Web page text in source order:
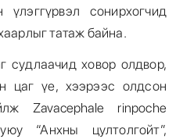
сонирхогчид
татаж байна.
судлаачид ховор олдвор,
цаг үе, хээрээс олдсон
Zavacephale rinpoche
“Анхны цултолгойт”,